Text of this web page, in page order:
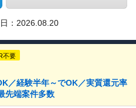
： 2026.08.20
不要
／経験半年～でOK／実質還元率
先端案件多数